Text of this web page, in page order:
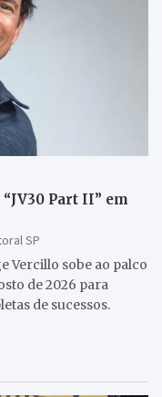
Part II” em
SP
Vercillo sobe ao palco
de 2026 para
de sucessos.